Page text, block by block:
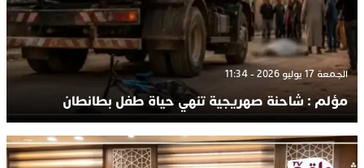
الجمعة 17 يوليو 2026 - 11:34
مؤلم : شاحنة صهريجية تنهي حياة طفل بطانطان